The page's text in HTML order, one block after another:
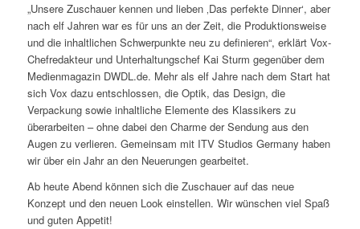
„Unsere Zuschauer kennen und lieben ‚Das perfekte Dinner‘, aber
nach elf Jahren war es für uns an der Zeit, die Produktionsweise
und die inhaltlichen Schwerpunkte neu zu definieren“, erklärt Vox-
Chefredakteur und Unterhaltungschef Kai Sturm gegenüber dem
Medienmagazin DWDL.de. Mehr als elf Jahre nach dem Start hat
sich Vox dazu entschlossen, die Optik, das Design, die
Verpackung sowie inhaltliche Elemente des Klassikers zu
überarbeiten – ohne dabei den Charme der Sendung aus den
Augen zu verlieren. Gemeinsam mit ITV Studios Germany haben
wir über ein Jahr an den Neuerungen gearbeitet.
Ab heute Abend können sich die Zuschauer auf das neue
Konzept und den neuen Look einstellen. Wir wünschen viel Spaß
und guten Appetit!